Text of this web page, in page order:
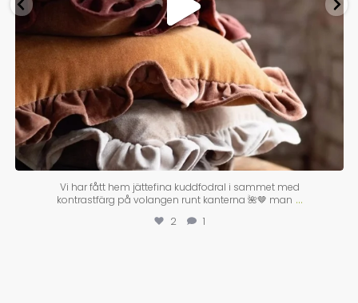
Vi har fått hem jättefina kuddfodral i sammet med
kontrastfärg på volangen runt kanterna 🌺🤎 man ...
2 1